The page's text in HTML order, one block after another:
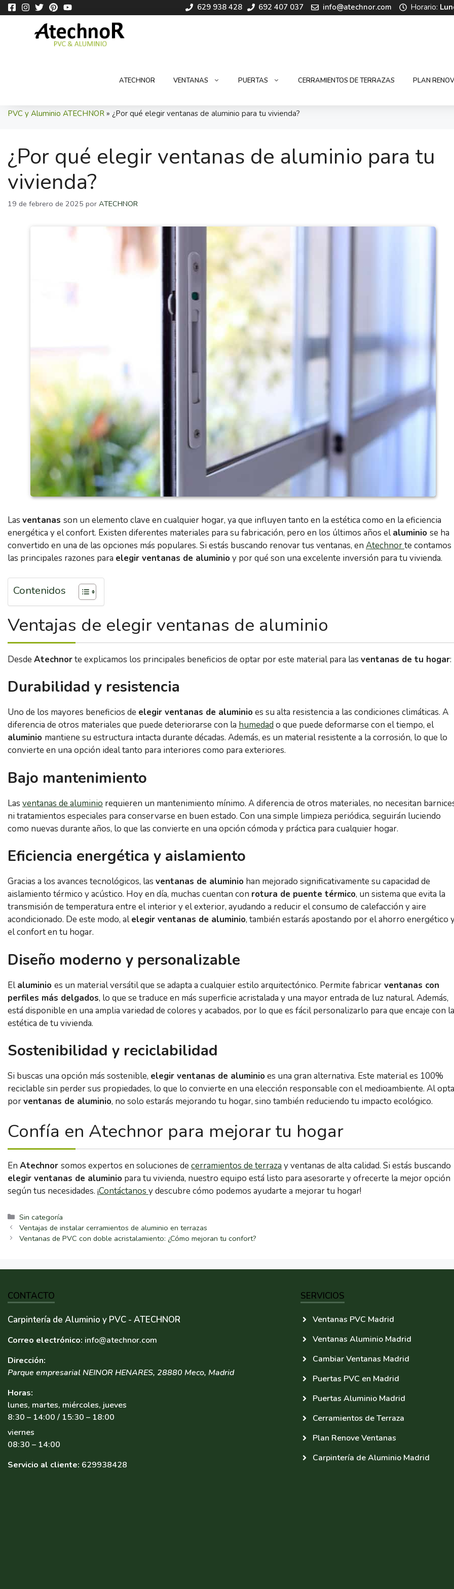
Saltar
al
contenido
629 938 428 692 407 037 info@atechnor.com Horario:
ATECHNOR VENTANAS PUERTAS CERRAMIENTOS DE TERRAZAS PLAN
PVC y Aluminio ATECHNOR » ¿Por qué elegir ventanas de aluminio para tu vivienda?
¿Por qué elegir ventanas de aluminio para tu
vivienda?
19 de febrero de 2025 por ATECHNOR
Las ventanas son un elemento clave en cualquier hogar, ya que influyen tanto en la estética como en la eficiencia
energética y el confort. Existen diferentes materiales para su fabricación, pero en los últimos años elaluminio se ha
convertido en una de las opciones más populares. Si estás buscando renovar tus ventanas, en Atechnorte contamos
las principales razones para elegir ventanas de aluminioy por qué son una excelente inversión para tu vivienda.
Contenidos
Ventajas de elegir ventanas de aluminio
Desde Atechnorte explicamos los principales beneficios de optar por este material para las ventanas de tu hogar:
Durabilidad y resistencia
Uno de los mayores beneficios de elegir ventanas de aluminioes su alta resistencia a las condiciones climáticas. A
diferencia de otros materiales que puede deteriorarse con la humedad o que puede deformarse con el tiempo, el
aluminio mantiene su estructura intacta durante décadas. Además, es un material resistente a la corrosión, lo que lo
convierte en una opción ideal tanto para interiores como para exteriores.
Bajo mantenimiento
Las ventanas de aluminio requieren un mantenimiento mínimo. A diferencia de otros materiales, no necesitan
ni tratamientos especiales para conservarse en buen estado. Con una simple limpieza periódica, seguirán luciendo
como nuevas durante años, lo que las convierte en una opción cómoda y práctica para cualquier hogar.
Eficiencia energética y aislamiento
Gracias a los avances tecnológicos, las ventanas de aluminio han mejorado significativamente su capacidad de
aislamiento térmico y acústico. Hoy en día, muchas cuentan con rotura de puente térmico, un sistema que evita la
transmisión de temperatura entre el interior y el exterior, ayudando a reducir el consumo de calefacción y aire
acondicionado. De este modo, alelegir ventanas de aluminio, también estarás apostando por el ahorro energético
el confort en tu hogar.
Diseño moderno y personalizable
Elaluminio es un material versátil que se adapta a cualquier estilo arquitectónico. Permite fabricar ventanas con
perfiles más delgados, lo que se traduce en más superficie acristalada y una mayor entrada de luz natural. Además,
está disponible en una amplia variedad de colores y acabados, por lo que es fácil personalizarlo para que encaje con la
estética de tu vivienda.
Sostenibilidad y reciclabilidad
Si buscas una opción más sostenible, elegir ventanas de aluminioes una gran alternativa. Este material es 100%
reciclable sin perder sus propiedades, lo que lo convierte en una elección responsable con el medioambiente. Al
porventanas de aluminio, no solo estarás mejorando tu hogar, sino también reduciendo tu impacto ecológico.
Confía en Atechnor para mejorar tu hogar
En Atechnor somos expertos en soluciones de cerramientos de terraza y ventanas de alta calidad. Si estás buscando
elegir ventanas de aluminio para tu vivienda, nuestro equipo está listo para asesorarte y ofrecerte la mejor opción
según tus necesidades. ¡Contáctanos y descubre cómo podemos ayudarte a mejorar tu hogar!
Categorías
Sin categoría
Ventajas de instalar cerramientos de aluminio en terrazas
Ventanas de PVC con doble acristalamiento: ¿Cómo mejoran tu confort?
CONTACTO
Carpintería de Aluminio y PVC - ATECHNOR
Correo electrónico: info@atechnor.com
Dirección:
Parque empresarial NEINOR HENARES, 28880 Meco, Madrid
Horas:
lunes, martes, miércoles, jueves
8:30 – 14:00 / 15:30 – 18:00
viernes
08:30 – 14:00
Servicio al cliente: 629938428
SERVICIOS
Ventanas PVC Madrid
Ventanas Aluminio Madrid
Cambiar Ventanas Madrid
Puertas PVC en Madrid
Puertas Aluminio Madrid
Cerramientos de Terraza
Plan Renove Ventanas
Carpintería de Aluminio Madrid